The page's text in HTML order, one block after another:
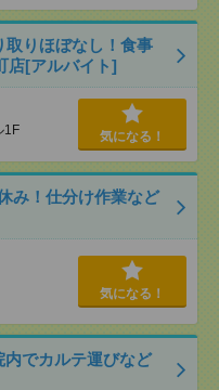
取りほぼなし！食事
店[アルバイト]
1F 気になる！
み！仕分け作業など
気になる！
内でカルテ運びなど